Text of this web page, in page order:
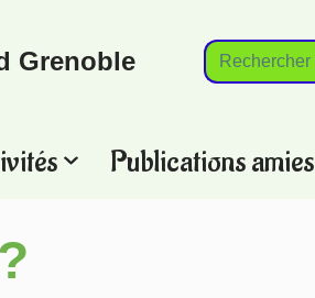
Grenoble
Publications amies